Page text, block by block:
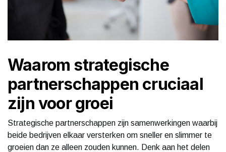
Waarom strategische
partnerschappen cruciaal
zijn voor groei
Strategische partnerschappen zijn samenwerkingen waarbij
beide bedrijven elkaar versterken om sneller en slimmer te
groeien dan ze alleen zouden kunnen. Denk aan het delen